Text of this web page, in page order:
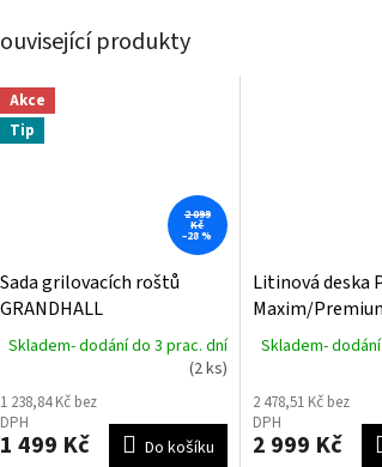
produkty
Akce
Tip
2 099
Kč
–28 %
Sada grilovacích roštů
GRANDHALL
Maxim/Premium- Stainless
Skladem- dodání do 3 prac. dní
(2 ks)
1 238,84 Kč bez
DPH
1 499 Kč Do košíku
Litinová deska
Maxim/
GRANDHALL
Skladem-
2 478,51 Kč bez
DPH
2 999 Kč